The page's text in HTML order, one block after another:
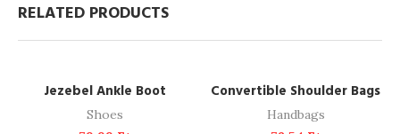
RELATED PRODUCTS
ADD TO CART
Jezebel Ankle Boot
Shoes
ADD TO CART
Convertible Shoulder Bags
Handbags